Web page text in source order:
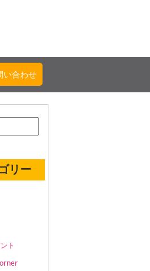
い合わせ
リー
ト